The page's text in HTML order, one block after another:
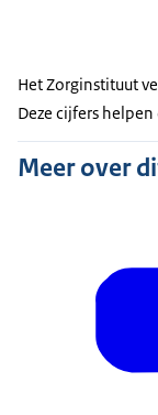
Het Zorginstituut
Deze cijfers
Meer over